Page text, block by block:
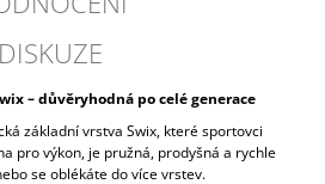
DISKUZE
– důvěryhodná po celé generace
základní vrstva Swix, které sportovci
pro výkon, je pružná, prodyšná a rychle
se oblékáte do více vrstev.